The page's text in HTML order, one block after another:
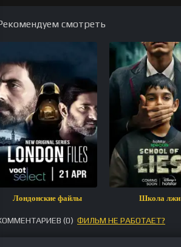
смотреть
Лондонские файлы Школа лжи
(0) ФИЛЬМ НЕ РАБОТАЕТ?